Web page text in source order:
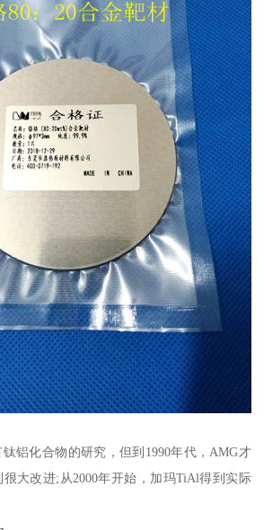
铝化合物的研究，但到1990年代，AMG才
大改进;从2000年开始，加玛TiAl得到实际